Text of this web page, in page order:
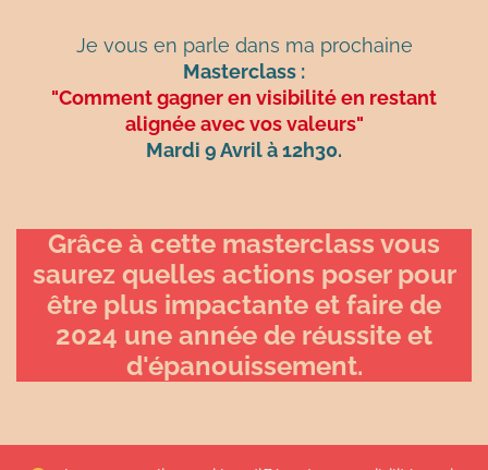
Je vous en parle dans ma prochaine
Masterclass :
"Comment gagner en visibilité en restant
alignée avec vos valeurs"
Mardi 9 Avril à 12h30.
Grâce à cette masterclass vous
saurez quelles actions poser pour
être plus impactante et faire de
2024 une année de réussite et
d'épanouissement.